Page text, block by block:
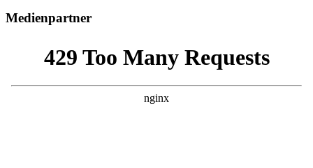
Medienpartner